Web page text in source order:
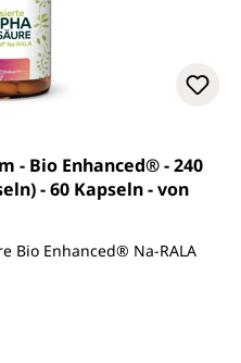
von 4.5 von 5 Sternen
Enhanced® - 240
- von
Bio Enhanced® Na-RALA